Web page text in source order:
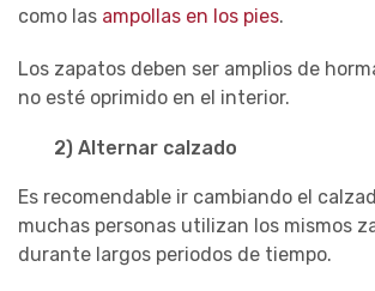
como las ampollas en los pies.
Los zapatos deben ser amplios de
no esté oprimido en el interior.
2) Alternar calzado
Es recomendable ir cambiando el
muchas personas utilizan los mismos
durante largos periodos de tiempo.